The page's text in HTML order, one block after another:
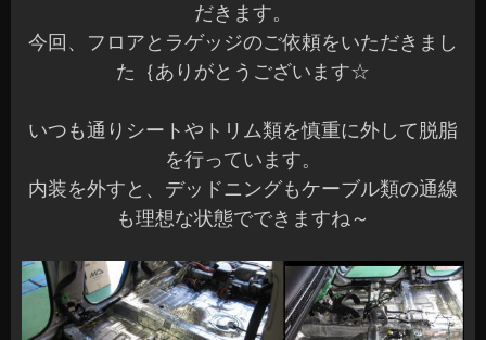
だきます。
今回、フロアとラゲッジのご依頼をいただきまし
た｛ありがとうございます☆
いつも通りシートやトリム類を慎重に外して脱脂
を行っています。
内装を外すと、デッドニングもケーブル類の通線
も理想な状態でできますね～